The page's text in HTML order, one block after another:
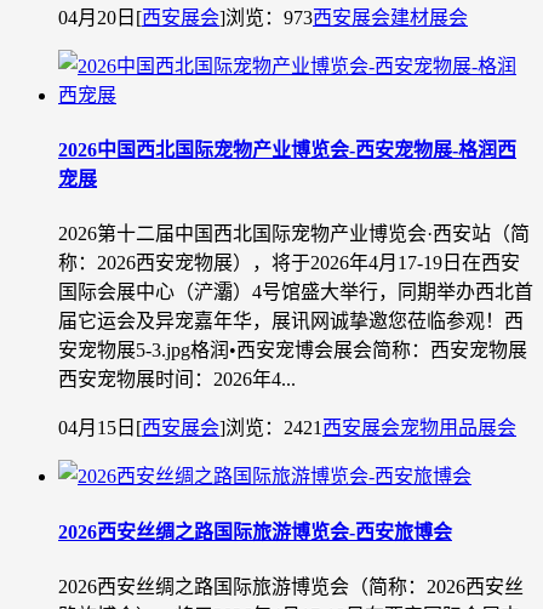
04月20日 [西安展会]浏览：973西安展会建材展会
2026中国西北国际宠物产业博览会-西安宠物展-格润西
宠展
2026第十二届中国西北国际宠物产业博览会·西安站（简
称：2026西安宠物展），将于2026年4月17-19日在西安
国际会展中心（浐灞）4号馆盛大举行，同期举办西北首
届它运会及异宠嘉年华，展讯网诚挚邀您莅临参观！西
安宠物展5-3.jpg格润•西安宠博会展会简称：西安宠物展
西安宠物展时间：2026年4...
04月15日 [西安展会]浏览：2421西安展会宠物用品展会
2026西安丝绸之路国际旅游博览会-西安旅博会
2026西安丝绸之路国际旅游博览会（简称：2026西安丝